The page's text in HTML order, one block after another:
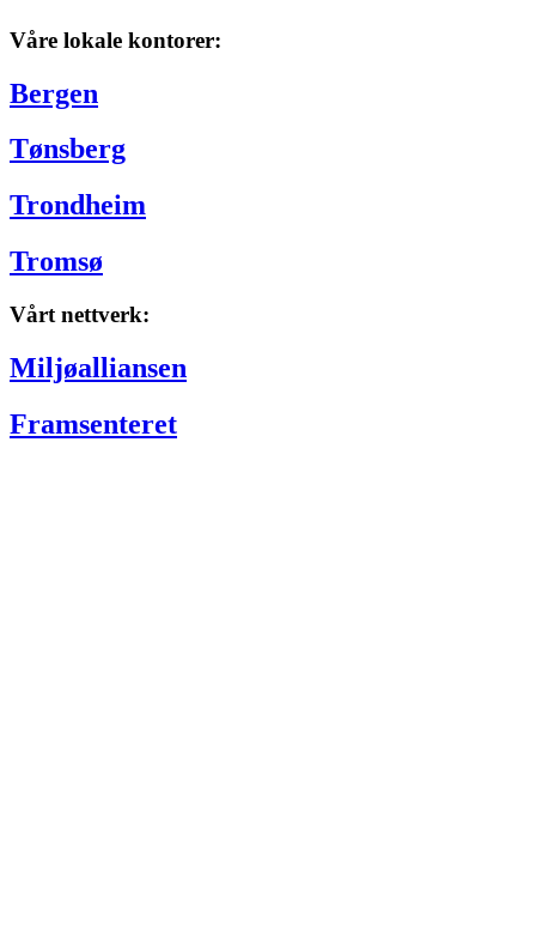
Våre lokale kontorer:
Bergen
Tønsberg
Trondheim
Tromsø
Vårt nettverk:
Miljøalliansen
Framsenteret